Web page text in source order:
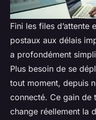
Fini les files d’attente
postaux aux délais
a profondément
Plus besoin de se
tout moment, depuis
connecté. Ce gain de
change réellement la